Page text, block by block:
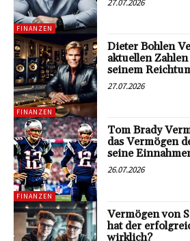
FINANZEN
FINANZEN
Dieter Bohlen
aktuellen
seinem
27.07.2026
FINANZEN
Tom Brady
das Vermögen
seine
26.07.2026
Vermögen von
hat der
wirklich?